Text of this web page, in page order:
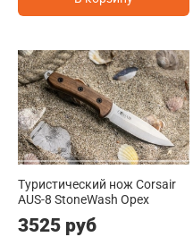
Туристический нож Corsair
AUS-8 StoneWash Орех
3525 руб